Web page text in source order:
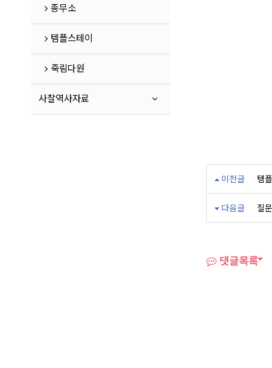
종무소
템플스테이
죽림다원
사찰역사자료
이전글 템
다음글 질
댓글목록